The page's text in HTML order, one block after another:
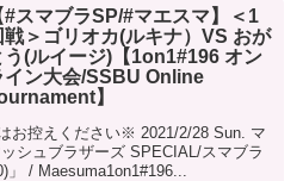
#スマブラSP/#マエスマ】＜1
戦＞ゴリオカ(ルキナ）VS おが
う(ルイージ)【1on1#196 オン
イン大会/SSBU Online
】
お控えください※ 2021/2/28 Sun. マ
シュブラザーズ SPECIAL/スマブラ
/ Maesuma1on1#196...